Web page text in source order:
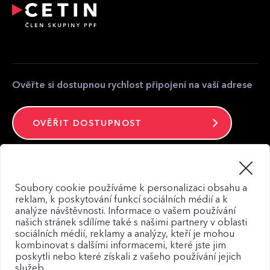
Partnerská zóna
Kontakt
Ověřte si dostupnou rychlost připojení na vaší adrese
OVĚŘIT DOSTUPNOST
Mapa webu
Soubory cookie používáme k personalizaci obsahu a
reklam, k poskytování funkcí sociálních médií a k
analýze návštěvnosti. Informace o vašem používání
našich stránek sdílíme také s našimi partnery v oblasti
sociálních médií, reklamy a analýzy, kteří je mohou
kombinovat s dalšími informacemi, které jste jim
poskytli nebo které získali z vašeho používání jejich